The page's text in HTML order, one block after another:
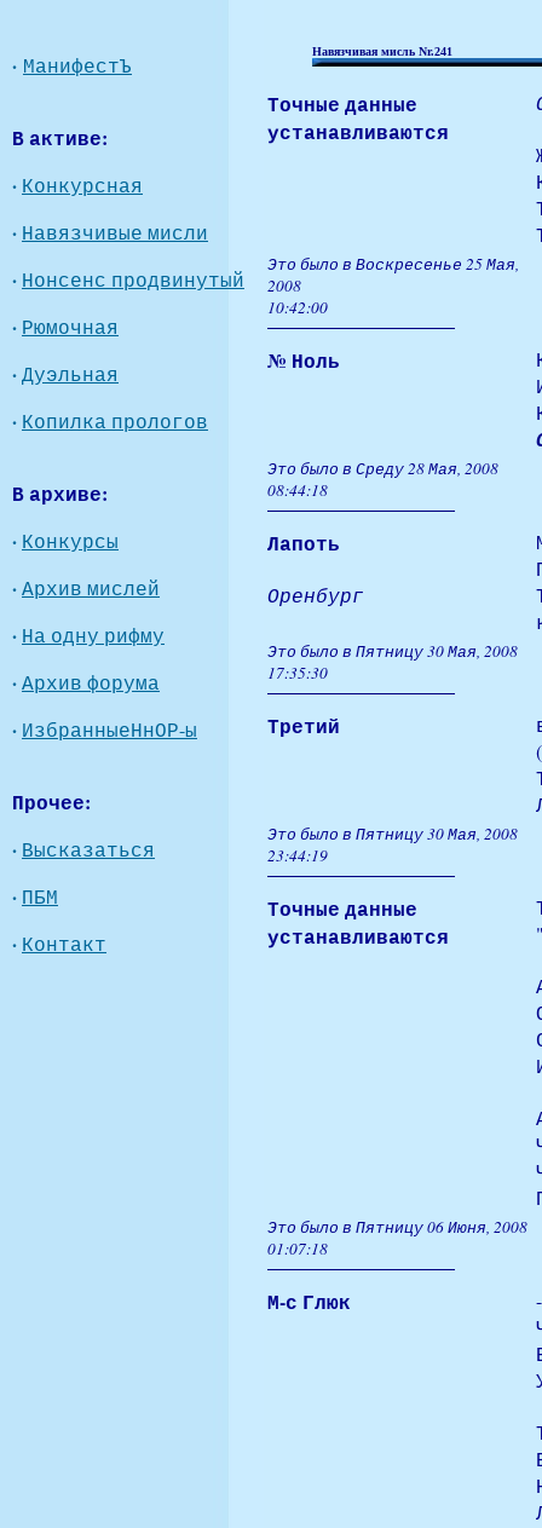
· МанифестЪ
В активе:
· Конкурсная
· Навязчивые мисли
· Нонсенс продвинутый
· Рюмочная
·Дуэльная
· Копилка прологов
В архиве:
· Конкурсы
·Архив мислей
· На одну рифму
·Архив форума
· ИзбранныеНнОР-ы
Прочее:
· Высказаться
· ПБМ
· Контакт
Навязчивая мисль Nr.241
Точные данные
устанавливаются
Это было в Воскресенье 25 Мая,
2008
10:42:00
№ Ноль
Это было в Среду 28 Мая, 2008
08:44:18
Лапоть
Оренбург
Это было в Пятницу 30 Мая, 2008
17:35:30
Третий
Это было в Пятницу 30 Мая, 2008
23:44:19
Точные данные
устанавливаются
Это было в Пятницу 06 Июня, 2008
01:07:18
М-с Глюк